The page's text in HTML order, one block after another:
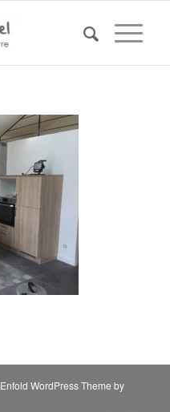
Enfold WordPress Theme by